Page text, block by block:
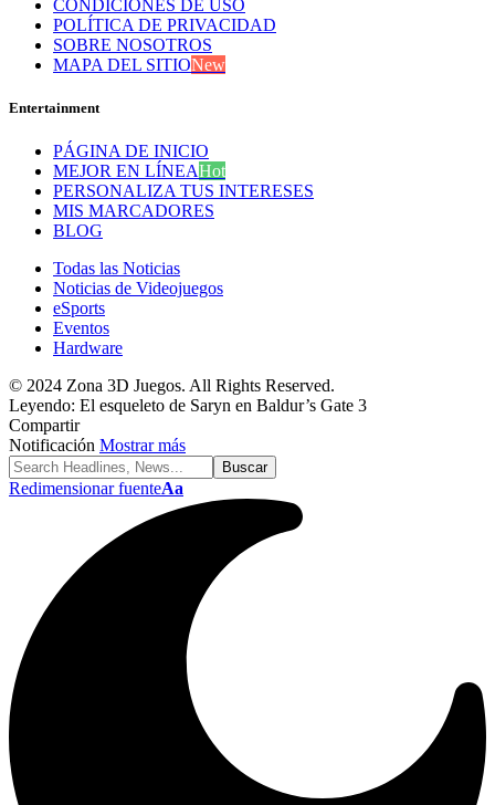
CONDICIONES DE USO
POLÍTICA DE PRIVACIDAD
SOBRE NOSOTROS
MAPA DEL SITIONew
Entertainment
PÁGINA DE INICIO
MEJOR EN LÍNEAHot
PERSONALIZA TUS INTERESES
MIS MARCADORES
BLOG
Todas las Noticias
Noticias de Videojuegos
eSports
Eventos
Hardware
© 2024 Zona 3D Juegos. All Rights Reserved.
Leyendo: El esqueleto de Saryn en Baldur’s Gate 3
Compartir
Notificación Mostrar más
Redimensionar fuenteAa